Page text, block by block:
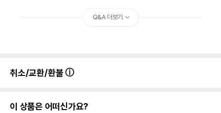
Q&A 더보기
취소/교환/환불
이 상품은 어떠신가요?